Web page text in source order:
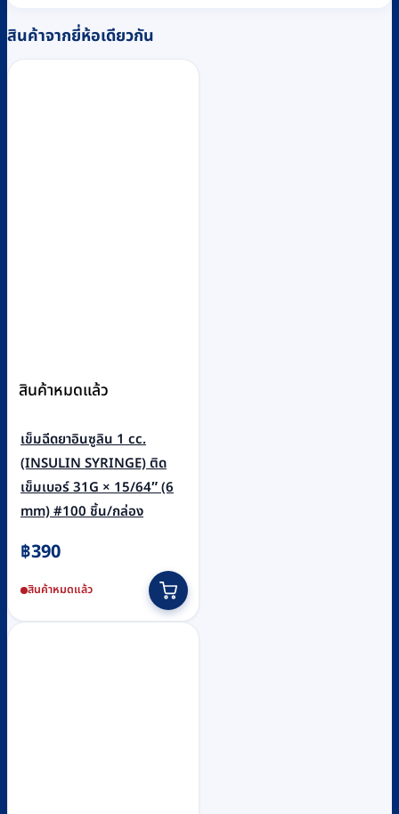
สินค้าจากยี่ห้อเดียวกัน
สินค้าหมดแล้ว
เข็มฉีดยาอินซูลิน 1 cc.
(INSULIN SYRINGE) ติด
เข็มเบอร์ 31G × 15/64″ (6
mm) #100 ชิ้น/กล่อง
฿390
สินค้าหมดแล้ว